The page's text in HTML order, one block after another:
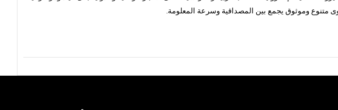
متنوع وموثوق يجمع بين المصداقية وسرعة المعلومة.